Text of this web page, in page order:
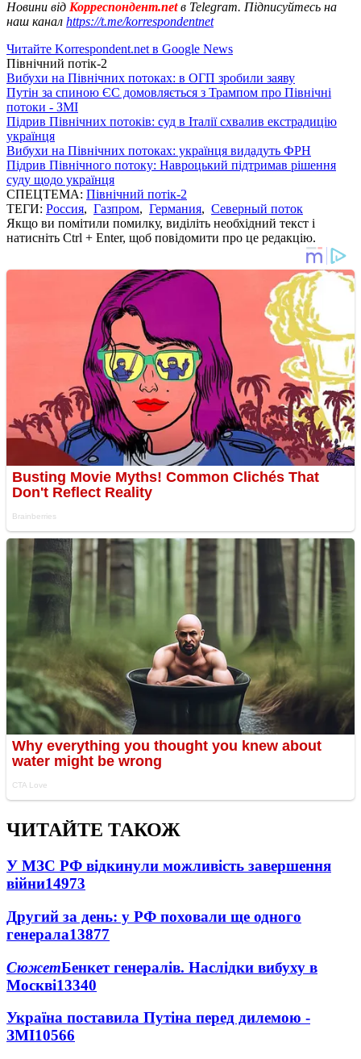
Новини від Корреспондент.netв Telegram. Підписуйтесь на
наш канал https://t.me/korrespondentnet
Читайте Korrespondent.net в Google News
Північний потік-2
Вибухи на Північних потоках: в ОГП зробили заяву
Путін за спиною ЄС домовляється з Трампом про Північні
потоки - ЗМІ
Підрив Північних потоків: суд в Італії схвалив екстрадицію
українця
Вибухи на Північних потоках: українця видадуть ФРН
Підрив Північного потоку: Навроцький підтримав рішення
суду щодо українця
СПЕЦТЕМА: Північний потік-2
ТЕГИ: Россия, Газпром, Германия, Северный поток
Якщо ви помітили помилку, виділіть необхідний текст і
натисніть Ctrl + Enter, щоб повідомити про це редакцію.
ЧИТАЙТЕ ТАКОЖ
У МЗС РФ відкинули можливість завершення
війни14973
Другий за день: у РФ поховали ще одного
генерала13877
СюжетБенкет генералів. Наслідки вибуху в
Москві13340
Україна поставила Путіна перед дилемою -
ЗМІ10566